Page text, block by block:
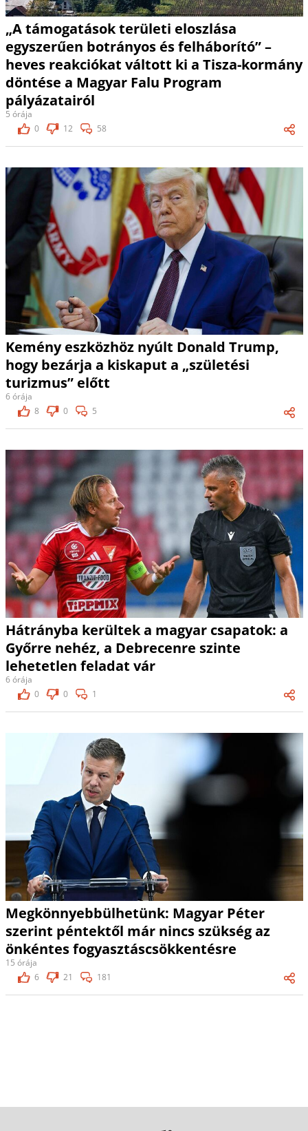
„A támogatások területi eloszlása
egyszerűen botrányos és felháborító” –
heves reakciókat váltott ki a Tisza-kormány
döntése a Magyar Falu Program
pályázatairól
5 órája
0
12 58
Kemény eszközhöz nyúlt Donald Trump,
hogy bezárja a kiskaput a „születési
turizmus” előtt
6 órája
8
0 5
Hátrányba kerültek a magyar csapatok: a
Győrre nehéz, a Debrecenre szinte
lehetetlen feladat vár
6 órája
0
0 1
Megkönnyebbülhetünk: Magyar Péter
szerint péntektől már nincs szükség az
önkéntes fogyasztáscsökkentésre
15 órája
6
21 181